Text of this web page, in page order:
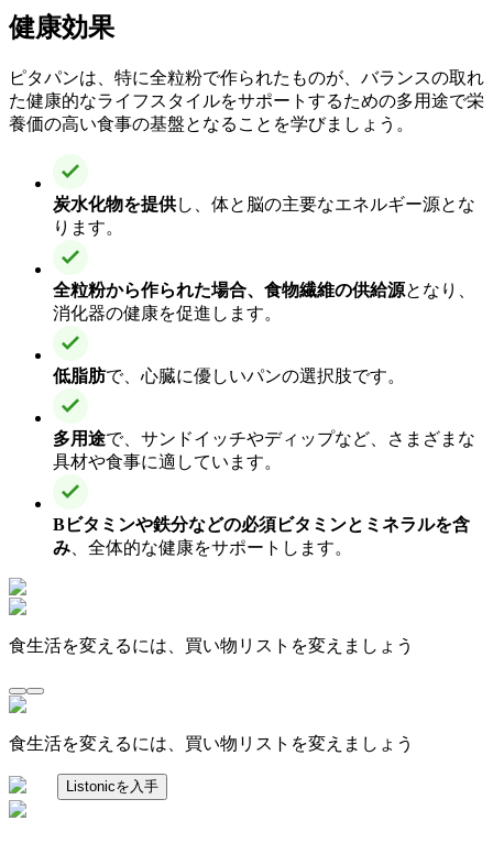
健康効果
ピタパンは、特に全粒粉で作られたものが、バランスの取れ
た健康的なライフスタイルをサポートするための多用途で栄
養価の高い食事の基盤となることを学びましょう。
炭水化物を提供し、体と脳の主要なエネルギー源とな
ります。
全粒粉から作られた場合、食物繊維の供給源となり、
消化器の健康を促進します。
低脂肪で、心臓に優しいパンの選択肢です。
多用途で、サンドイッチやディップなど、さまざまな
具材や食事に適しています。
Bビタミンや鉄分などの必須ビタミンとミネラルを含
み 、全体的な健康をサポートします。
食生活を変えるには、買い物リストを変えましょう
食生活を変えるには、買い物リストを変えましょう
Listonicを入手